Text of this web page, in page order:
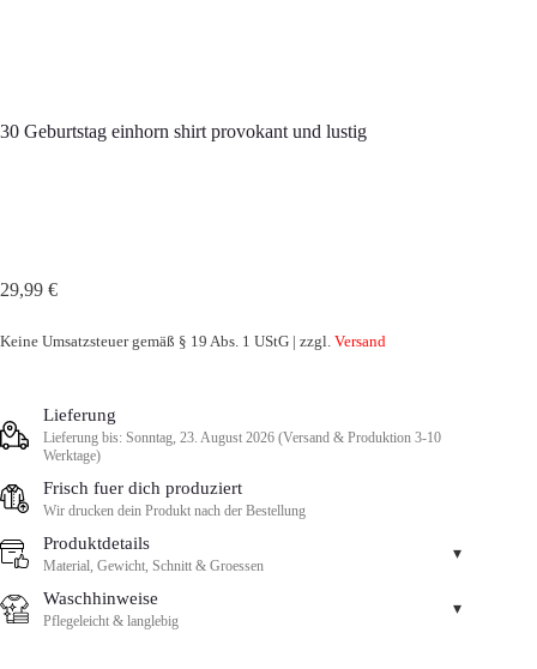
30 Geburtstag einhorn shirt provokant und lustig
29,99 €
Keine Umsatzsteuer gemäß § 19 Abs. 1 UStG | zzgl. Versand
Lieferung
Lieferung bis: Sonntag, 23. August 2026 (Versand & Produktion 3-10
Werktage)
Frisch fuer dich produziert
Wir drucken dein Produkt nach der Bestellung
Produktdetails
Material, Gewicht, Schnitt & Groessen
▾
Waschhinweise
Pflegeleicht & langlebig
▾